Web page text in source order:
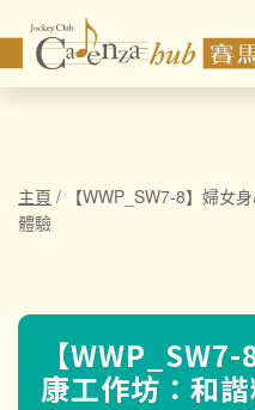
主頁 /
【WWP_SW7-8】婦女
體驗
【
康工作坊：和